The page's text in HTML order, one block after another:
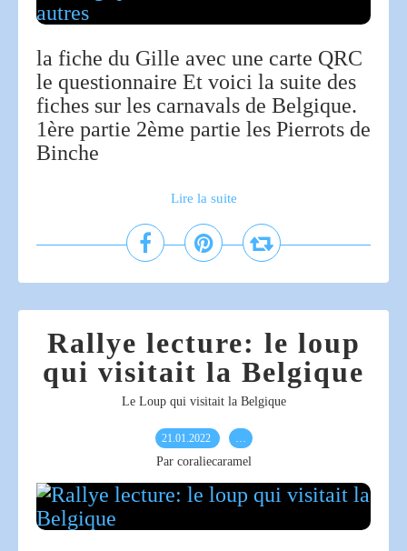
la fiche du Gille avec une carte QRC
le questionnaire Et voici la suite des
fiches sur les carnavals de Belgique.
1ère partie 2ème partie les Pierrots de
Binche
Lire la suite
Rallye lecture: le loup
qui visitait la Belgique
Le Loup qui visitait la Belgique
21.01.2022 …
Par coraliecaramel